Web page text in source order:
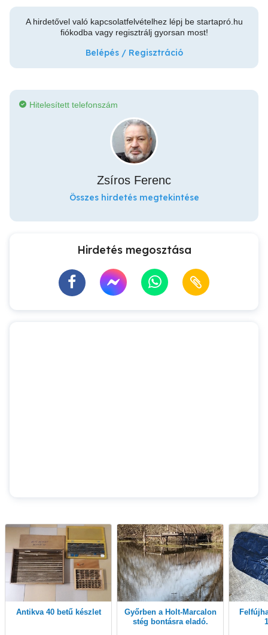
A hirdetővel való kapcsolatfelvételhez lépj be startapró.hu
fiókodba vagy regisztrálj gyorsan most!
Belépés / Regisztráció
Hitelesített telefonszám
Zsíros Ferenc
Összes hirdetés megtekintése
Hirdetés megosztása
Antikva 40 betű készlet
Győrben a Holt-Marcalon
stég bontásra eladó.
felfújhatós vendégágy,